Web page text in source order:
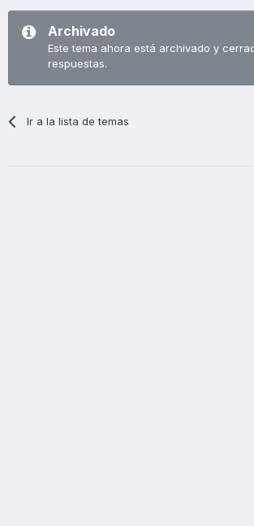
Archivado
Este tema ahora está archivado y
respuestas.
Ir a la lista de temas